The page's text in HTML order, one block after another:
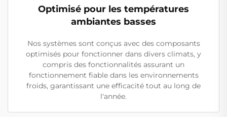
Optimisé pour les températures
ambiantes basses
Nos systèmes sont conçus avec des composants
optimisés pour fonctionner dans divers climats, y
compris des fonctionnalités assurant un
fonctionnement fiable dans les environnements
froids, garantissant une efficacité tout au long de
l'année.